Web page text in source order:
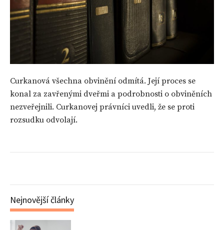
Curkanová všechna obvinění odmítá. Její proces se
konal za zavřenými dveřmi a podrobnosti o obviněních
nezveřejnili. Curkanovej právníci uvedli, že se proti
rozsudku odvolají.
Nejnovější články